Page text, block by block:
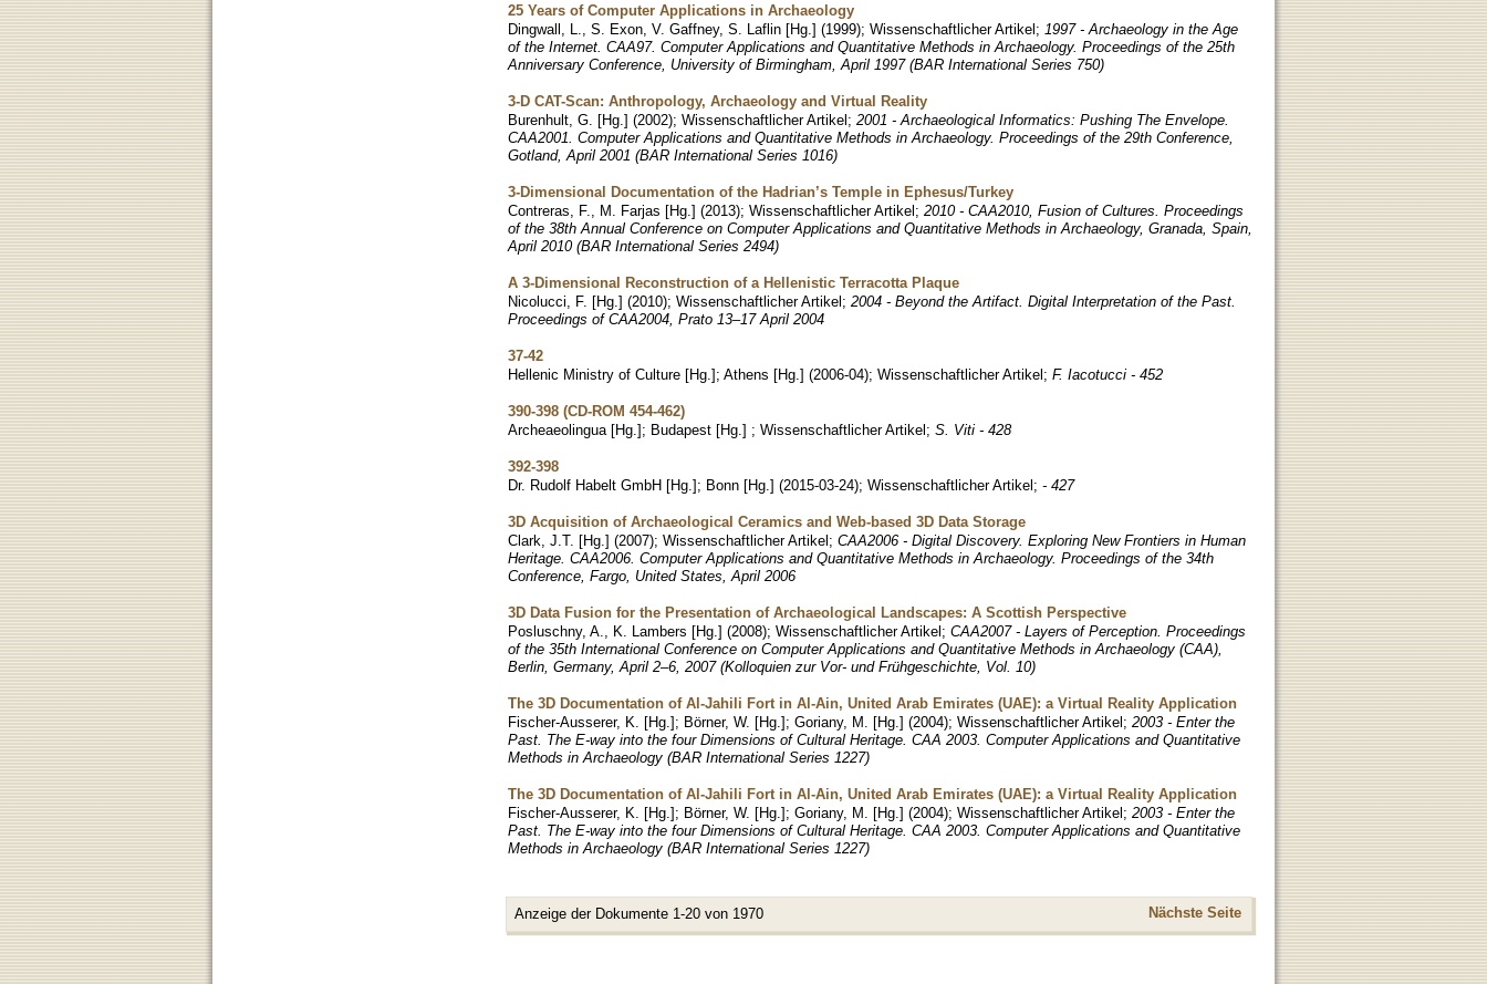
25 Years of Computer Applications in Archaeology
Dingwall, L., S. Exon, V. Gaffney, S. Laflin [Hg.] (1999); Wissenschaftlicher Artikel; 1997 - Archaeology in the Age
of the Internet. CAA97. Computer Applications and Quantitative Methods in Archaeology. Proceedings of the 25th
Anniversary Conference, University of Birmingham, April 1997 (BAR International Series 750)
3-D CAT-Scan: Anthropology, Archaeology and Virtual Reality
Burenhult, G. [Hg.] (2002); Wissenschaftlicher Artikel; 2001 - Archaeological Informatics: Pushing The Envelope.
CAA2001. Computer Applications and Quantitative Methods in Archaeology. Proceedings of the 29th Conference,
Gotland, April 2001 (BAR International Series 1016)
3-Dimensional Documentation of the Hadrian’s Temple in Ephesus/Turkey
Contreras, F., M. Farjas [Hg.] (2013); Wissenschaftlicher Artikel; 2010 - CAA2010, Fusion of Cultures. Proceedings
of the 38th Annual Conference on Computer Applications and Quantitative Methods in Archaeology, Granada, Spain,
April 2010 (BAR International Series 2494)
A 3-Dimensional Reconstruction of a Hellenistic Terracotta Plaque
Nicolucci, F. [Hg.] (2010); Wissenschaftlicher Artikel; 2004 - Beyond the Artifact. Digital Interpretation of the Past.
Proceedings of CAA2004, Prato 13–17 April 2004
37-42
Hellenic Ministry of Culture [Hg.]; Athens [Hg.] (2006-04); Wissenschaftlicher Artikel; F. Iacotucci - 452
390-398 (CD-ROM 454-462)
Archeaeolingua [Hg.]; Budapest [Hg.] ; Wissenschaftlicher Artikel; S. Viti - 428
392-398
Dr. Rudolf Habelt GmbH [Hg.]; Bonn [Hg.] (2015-03-24); Wissenschaftlicher Artikel; - 427
3D Acquisition of Archaeological Ceramics and Web-based 3D Data Storage
Clark, J.T. [Hg.] (2007); Wissenschaftlicher Artikel; CAA2006 - Digital Discovery. Exploring New Frontiers in Human
Heritage. CAA2006. Computer Applications and Quantitative Methods in Archaeology. Proceedings of the 34th
Conference, Fargo, United States, April 2006
3D Data Fusion for the Presentation of Archaeological Landscapes: A Scottish Perspective
Posluschny, A., K. Lambers [Hg.] (2008); Wissenschaftlicher Artikel; CAA2007 - Layers of Perception. Proceedings
of the 35th International Conference on Computer Applications and Quantitative Methods in Archaeology (CAA),
Berlin, Germany, April 2–6, 2007 (Kolloquien zur Vor- und Frühgeschichte, Vol. 10)
The 3D Documentation of Al-Jahili Fort in Al-Ain, United Arab Emirates (UAE): a Virtual Reality Application
Fischer-Ausserer, K. [Hg.]; Börner, W. [Hg.]; Goriany, M. [Hg.] (2004); Wissenschaftlicher Artikel; 2003 - Enter the
Past. The E-way into the four Dimensions of Cultural Heritage. CAA 2003. Computer Applications and Quantitative
Methods in Archaeology (BAR International Series 1227)
The 3D Documentation of Al-Jahili Fort in Al-Ain, United Arab Emirates (UAE): a Virtual Reality Application
Fischer-Ausserer, K. [Hg.]; Börner, W. [Hg.]; Goriany, M. [Hg.] (2004); Wissenschaftlicher Artikel; 2003 - Enter the
Past. The E-way into the four Dimensions of Cultural Heritage. CAA 2003. Computer Applications and Quantitative
Methods in Archaeology (BAR International Series 1227)
Anzeige der Dokumente 1-20 von 1970 Nächste Seite